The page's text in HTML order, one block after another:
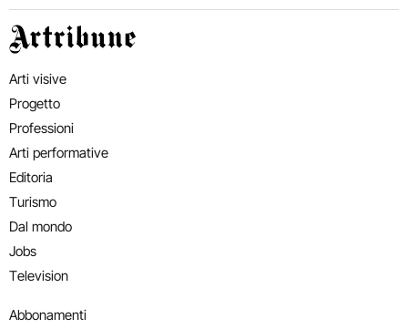
Artribune
Arti visive
Progetto
Professioni
Arti performative
Editoria
Turismo
Dal mondo
Jobs
Television
Abbonamenti